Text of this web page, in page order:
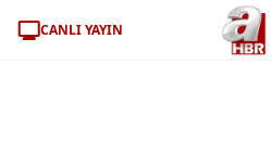
CANLI YAYIN